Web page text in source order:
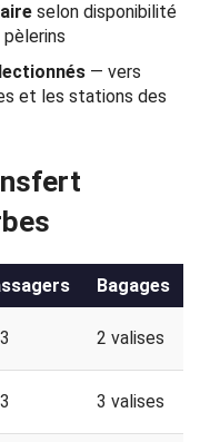
selon disponibilité
— vers
et les stations des
Bagages
2 valises
3 valises